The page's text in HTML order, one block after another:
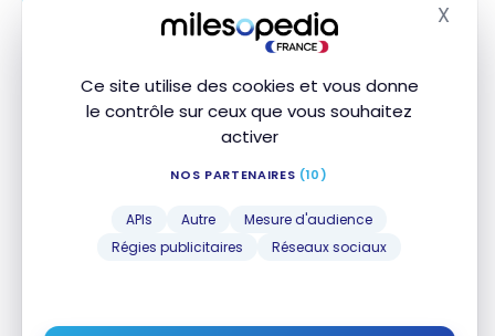
Ce site utilise des cookies et vous donne
le contrôle sur ceux que vous souhaitez
activer
NOS PARTENAIRES (10)
APIs Autre
Mesure d'audience
Régies publicitaires
Réseaux sociaux
X
réduction de 25 % sur le coût de
L’émergence de suitespot s’inscrit dans une
du luxe. Non pas en dégradant l’expérience ou en